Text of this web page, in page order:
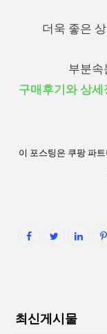
더욱 좋은
부분속
구매후기와 상
이 포스팅은 쿠팡 파
최신게시물